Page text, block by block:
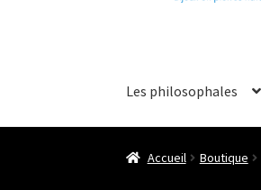
Les philosophales
Accueil Boutique